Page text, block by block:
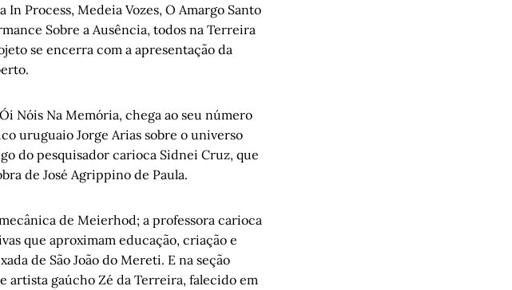
In Process, Medeia Vozes, O Amargo Santo
Sobre a Ausência, todos na Terreira
se encerra com a apresentação da
Nóis Na Memória, chega ao seu número
uruguaio Jorge Arias sobre o universo
do pesquisador carioca Sidnei Cruz, que
de José Agrippino de Paula.
de Meierhod; a professora carioca
que aproximam educação, criação e
de São João do Mereti. E na seção
artista gaúcho Zé da Terreira, falecido em